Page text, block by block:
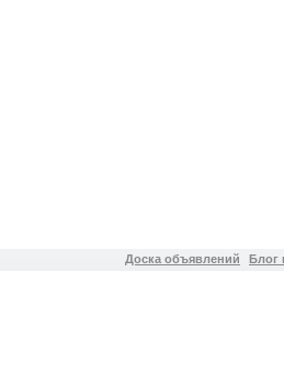
Доска объявлений Блог